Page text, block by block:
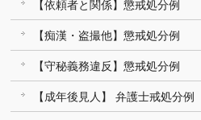
【依頼者と関係】懲戒処分例
【痴漢・盗撮他】懲戒処分例
【守秘義務違反】懲戒処分例
【成年後見人】 弁護士戒処分例